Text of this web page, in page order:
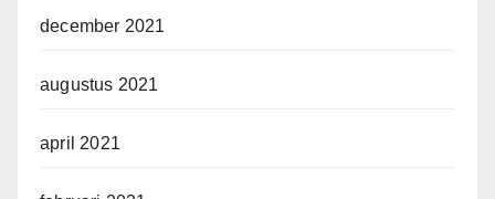
december 2021
augustus 2021
april 2021